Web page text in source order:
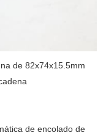
de 82x74x15.5mm
de encolado de